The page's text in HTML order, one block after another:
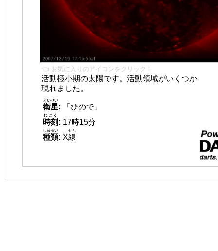
👈 お気に入りのアイコンをクリック！
活動極小期の太陽です。活動領域がいくつか
現れました。
衛星
えいせい
:
「ひので」
時刻
じこく
: 17時15分
種類
しゅるい
: X線
せん